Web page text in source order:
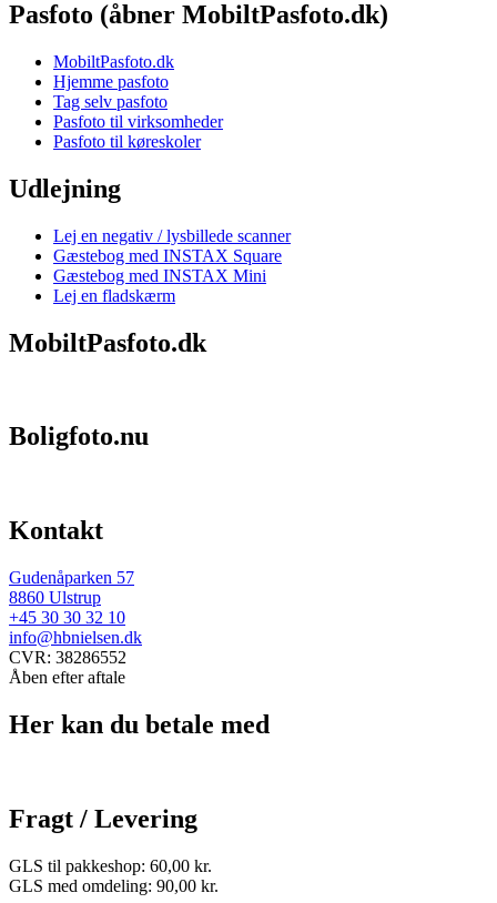
Pasfoto (åbner MobiltPasfoto.dk)
MobiltPasfoto.dk
Hjemme pasfoto
Tag selv pasfoto
Pasfoto til virksomheder
Pasfoto til køreskoler
Udlejning
Lej en negativ / lysbillede scanner
Gæstebog med INSTAX Square
Gæstebog med INSTAX Mini
Lej en fladskærm
MobiltPasfoto.dk
Boligfoto.nu
Kontakt
Gudenåparken 57
8860 Ulstrup
+45 30 30 32 10
info@hbnielsen.dk
CVR: 38286552
Åben efter aftale
Her kan du betale med
Fragt / Levering
GLS til pakkeshop: 60,00 kr.
GLS med omdeling: 90,00 kr.